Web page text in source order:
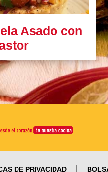
Asado con
DE PRIVACIDAD